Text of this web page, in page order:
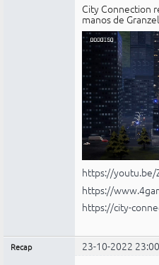
City Connection
manos de
https://youtu.be/
https://
https://city-
Recap 23-10-2022